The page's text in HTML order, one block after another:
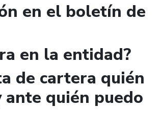
en el boletín de
en la entidad?
de cartera quién
quién puedo